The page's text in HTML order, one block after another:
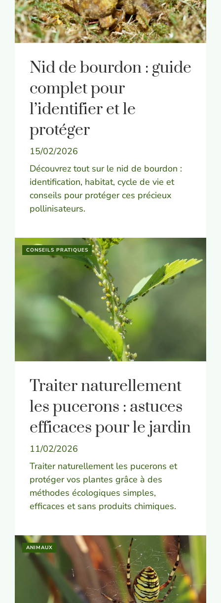
Nid de bourdon : guide
complet pour
l’identifier et le
protéger
15/02/2026
Découvrez tout sur le nid de bourdon :
identification, habitat, cycle de vie et
conseils pour protéger ces précieux
pollinisateurs.
CONSEILS PRATIQUES
Traiter naturellement
les pucerons : astuces
efficaces pour le jardin
11/02/2026
Traiter naturellement les pucerons et
protéger vos plantes grâce à des
méthodes écologiques simples,
efficaces et sans produits chimiques.
ANIMAUX